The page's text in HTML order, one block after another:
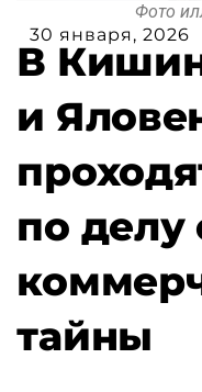
Фото
30 января, 2026
В
и
по делу
тайны